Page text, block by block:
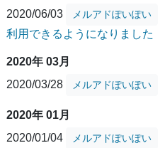
2020/06/03
メルアドぽいぽい
利用できるようになりました
2020年 03月
2020/03/28
メルアドぽいぽい
2020年 01月
2020/01/04
メルアドぽいぽい